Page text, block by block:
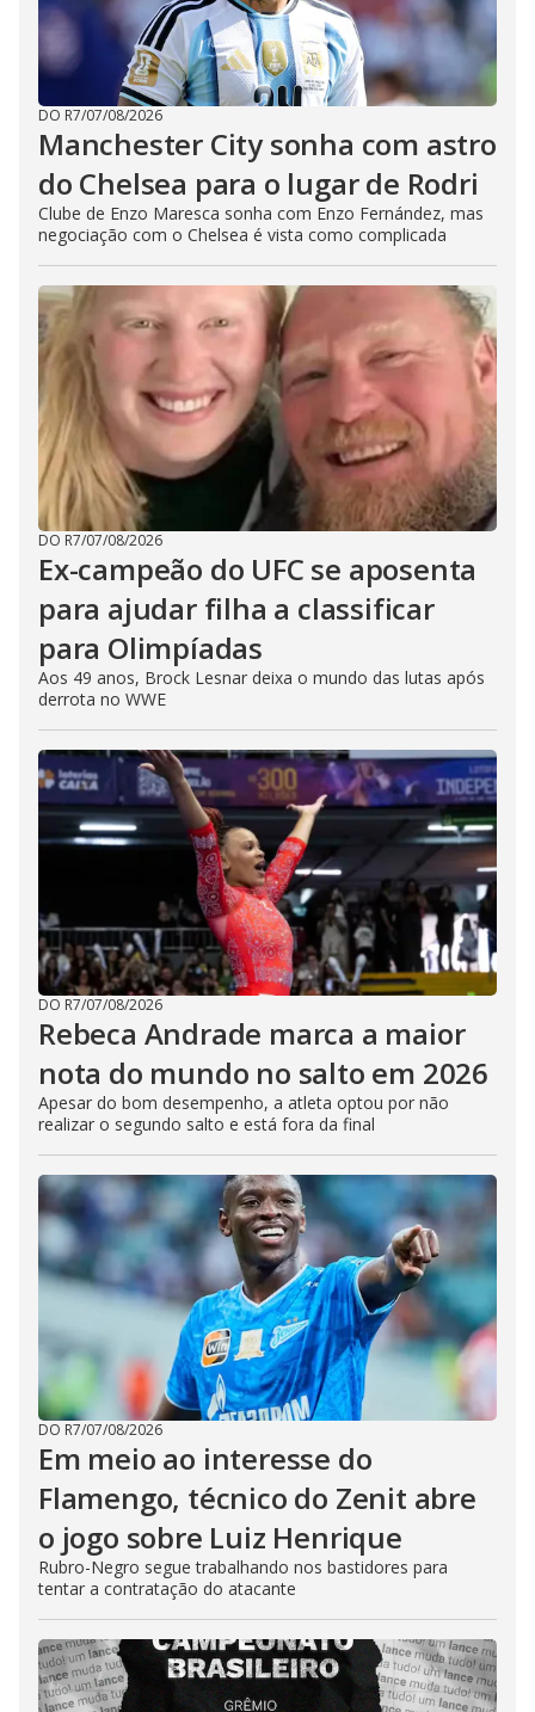
DO R7/07/08/2026
Manchester City sonha com astro
do Chelsea para o lugar de Rodri
Clube de Enzo Maresca sonha com Enzo Fernández, mas
negociação com o Chelsea é vista como complicada
DO R7/07/08/2026
Ex-campeão do UFC se aposenta
para ajudar filha a classificar
para Olimpíadas
Aos 49 anos, Brock Lesnar deixa o mundo das lutas após
derrota no WWE
DO R7/07/08/2026
Rebeca Andrade marca a maior
nota do mundo no salto em 2026
Apesar do bom desempenho, a atleta optou por não
realizar o segundo salto e está fora da final
DO R7/07/08/2026
Em meio ao interesse do
Flamengo, técnico do Zenit abre
o jogo sobre Luiz Henrique
Rubro-Negro segue trabalhando nos bastidores para
tentar a contratação do atacante